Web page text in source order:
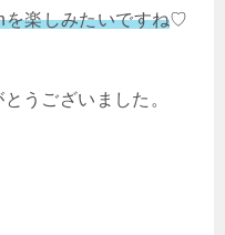
楽しみたいですね♡
うございました。